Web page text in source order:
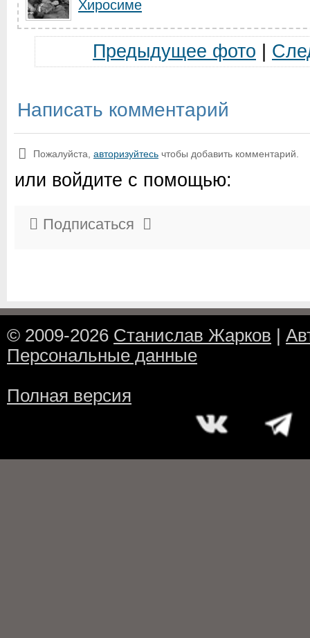
Хиросиме
Предыдущее фото
Написать комментарий
Пожалуйста, авторизуйтесь чтобы добавить комментарий.
или войдите с помощью:
Подписаться
© 2009-2026 Станислав Жарков
Персональные данные
Полная версия